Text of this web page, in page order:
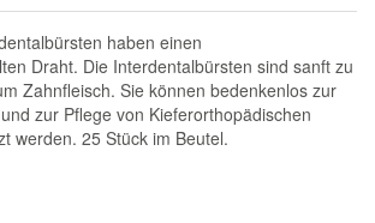
haben einen
Draht. Die Interdentalbürsten sind sanft zu
Zahnfleisch. Sie können bedenkenlos zur
zur Pflege von Kieferorthopädischen
werden. 25 Stück im Beutel.